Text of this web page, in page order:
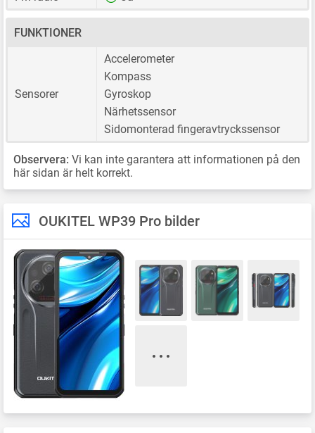
FUNKTIONER
Sensorer
Accelerometer
Kompass
Gyroskop
Närhetssensor
Sidomonterad fingeravtryckssensor
Observera: Vi kan inte garantera att informationen på den
här sidan är helt korrekt.
OUKITEL WP39 Pro bilder